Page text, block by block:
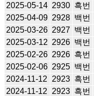
2025-05-14 2930 흑번
2025-04-09 2928 백번
2025-03-26 2927 백번
2025-03-12 2926 백번
2025-02-26 2926 흑번
2025-02-06 2925 백번
2024-11-12
2923 흑번
2024-11-12
2923 흑번